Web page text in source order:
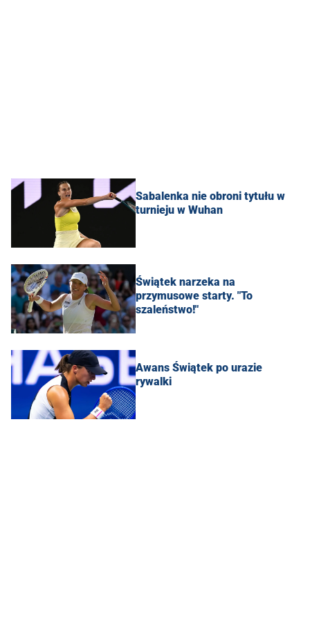
Sabalenka nie obroni tytułu w
turnieju w Wuhan
Świątek narzeka na
przymusowe starty. "To
szaleństwo!"
Awans Świątek po urazie
rywalki